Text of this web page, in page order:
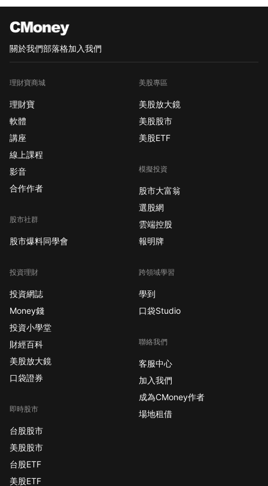
關於我們部落格加入我們
理財寶商城
理財寶
軟體
講座
線上課程
影音
合作作者
股市社群
股市爆料同學會
投資理財
投資網誌
Money錢
投資小學堂
財經百科
美股放大鏡
口袋證券
即時股市
台股股市
美股股市
台股ETF
美股ETF
美股專區
美股放大鏡
美股股市
美股ETF
模擬投資
股市大富翁
選股網
雲端控股
報明牌
跨領域學習
學到
口袋Studio
聯絡我們
客服中心
加入我們
成為CMoney作者
場地租借